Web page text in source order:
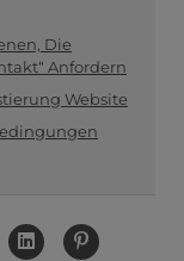
Die
Anfordern
Website